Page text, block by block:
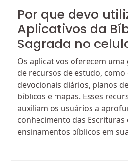
Por que devo
Aplicativos da
Sagrada no
Os aplicativos oferecem
de recursos de estudo,
devocionais diários, planos
bíblicos e mapas. Esses
auxiliam os usuários a
conhecimento das Escrituras
ensinamentos bíblicos em